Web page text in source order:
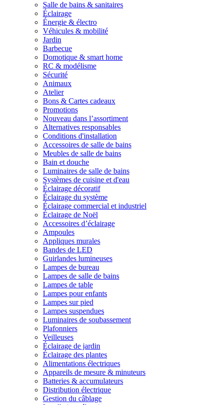
Salle de bains & sanitaires
Éclairage
Énergie & électro
Véhicules & mobilité
Jardin
Barbecue
Domotique & smart home
RC & modélisme
Sécurité
Animaux
Atelier
Bons & Cartes cadeaux
Promotions
Nouveau dans l’assortiment
Alternatives responsables
Conditions d'installation
Accessoires de salle de bains
Meubles de salle de bains
Bain et douche
Luminaires de salle de bains
Systèmes de cuisine et d'eau
Éclairage décoratif
Éclairage du système
Éclairage commercial et industriel
Éclairage de Noël
Accessoires d’éclairage
Ampoules
Appliques murales
Bandes de LED
Guirlandes lumineuses
Lampes de bureau
Lampes de salle de bains
Lampes de table
Lampes pour enfants
Lampes sur pied
Lampes suspendues
Luminaires de soubassement
Plafonniers
Veilleuses
Éclairage de jardin
Éclairage des plantes
Alimentations électriques
Appareils de mesure & minuteurs
Batteries & accumulateurs
Distribution électrique
Gestion du câblage